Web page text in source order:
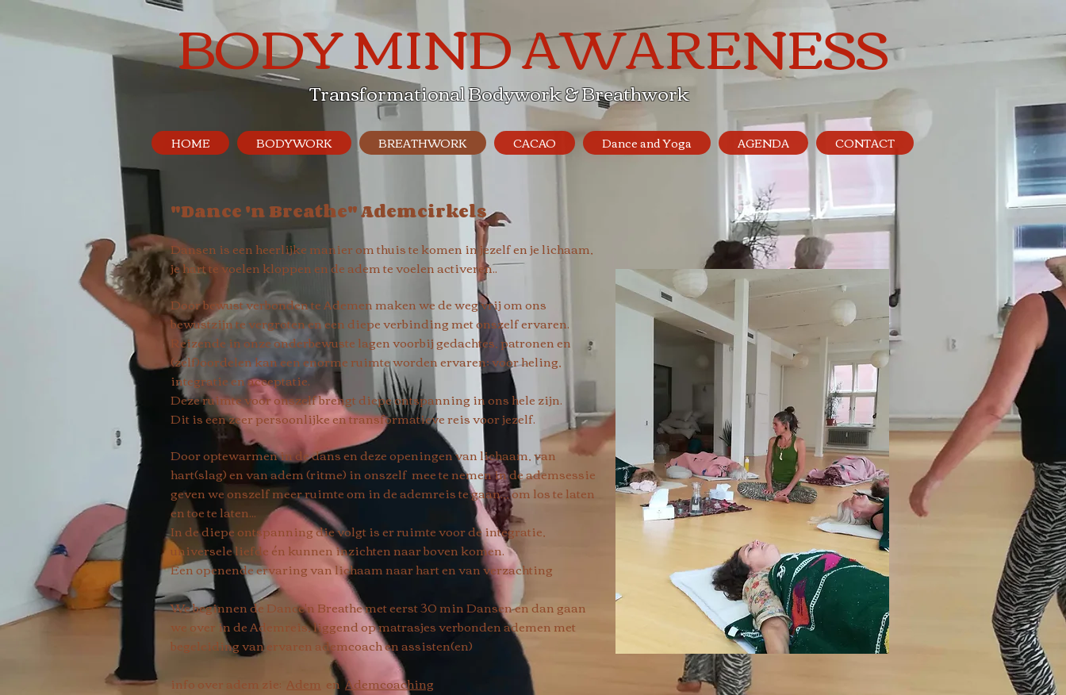
BODY MIND AWARENESS
Transformational Bodywork & Breathwork
HOME BODYWORK BREATHWORK CACAO Dance and Yoga AGENDA CONTACT
"Dance 'n Breathe" Ademcirkels
Dansen is een heerlijke manier om thuis te komen in jezelf en je lichaam,
je hart te voelen kloppen en de adem te voelen activeren..
Door bewust verbonden te Ademen maken we de weg vrij om ons
bewustzijn te vergroten en een diepe verbinding met onszelf ervaren.
Reizende in onze onderbewuste lagen voorbij gedachtes, patronen en
(zelf)oordelen kan een enorme ruimte worden ervaren; voor heling,
integratie en acceptatie.
Deze ruimte voor onszelf brengt diepe ontspanning in ons hele zijn.
Dit is een zeer persoonlijke en transformatieve reis voor jezelf.
Door optewarmen in de dans en deze openingen van lichaam, van
hart(slag) en van adem (ritme) in onszelf mee te nemen in de ademsessie
geven we onszelf meer ruimte om in de ademreis te gaan.,, om los te laten
en toe te laten...
In de diepe ontspanning die volgt is er ruimte voor de integratie,
universele liefde én kunnen inzichten naar boven komen.
Een openende ervaring van lichaam naar hart en van verzachting
We beginnen de Dance'n Breathe met eerst 30 min Dansen en dan gaan
we over in de Ademreis, liggend op matrasjes verbonden ademen met
begeleiding van ervaren ademcoach en assisten(en)
info over adem zie: Adem enAdemcoaching